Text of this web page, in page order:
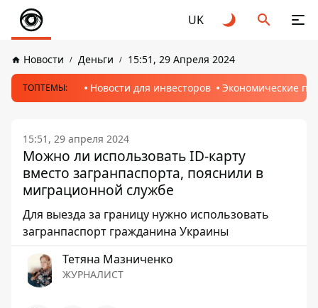
UK
Новости Деньги 15:51, 29 Апреля 2024
ТОПТЕМЫ: Новости для инвесторов Экономические
15:51, 29 апреля 2024
Можно ли использовать ID-карту
вместо загранпаспорта, пояснили в
миграционной службе
Для выезда за границу нужно использовать
загранпаспорт гражданина Украины
Тетяна Мазниченко
ЖУРНАЛИСТ